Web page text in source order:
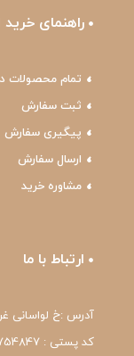
راهنمای خرید
تمام محصولات
ثبت سفارش
پیگیری سفارش
ارسال سفارش
مشاوره خرید
ارتباط با ما
آدرس :خ لواسانی
کد پستی : 1935754847